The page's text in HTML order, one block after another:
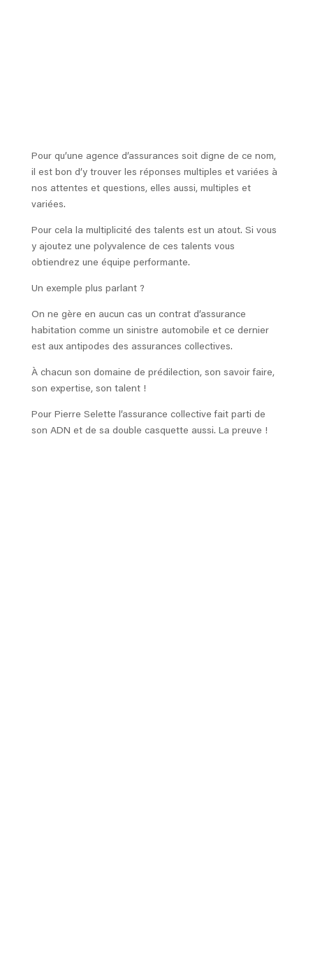
Pour qu’une agence d’assurances soit digne de ce nom,
il est bon d’y trouver les réponses multiples et variées à
nos attentes et questions, elles aussi, multiples et
variées.
Pour cela la multiplicité des talents est un atout. Si vous
y ajoutez une polyvalence de ces talents vous
obtiendrez une équipe performante.
Un exemple plus parlant ?
On ne gère en aucun cas un contrat d’assurance
habitation comme un sinistre automobile et ce dernier
est aux antipodes des assurances collectives.
À chacun son domaine de prédilection, son savoir faire,
son expertise, son talent !
Pour Pierre Selette l’assurance collective fait parti de
son ADN et de sa double casquette aussi. La preuve !